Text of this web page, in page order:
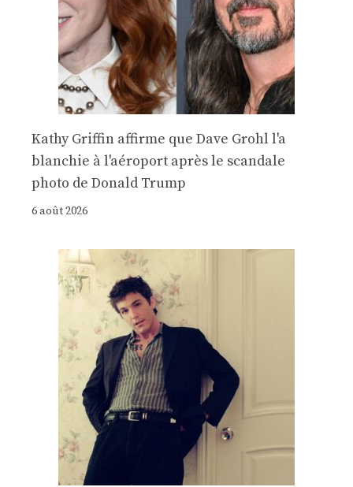
Kathy Griffin affirme que Dave Grohl l'a
blanchie à l'aéroport après le scandale
photo de Donald Trump
6 août 2026